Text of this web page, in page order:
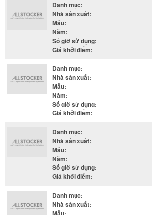
Danh mục:
Nhà sản xuất:
Mẫu:
Năm:
Số giờ sử dụng:
Giá khởi điểm:
Danh mục:
Nhà sản xuất:
Mẫu:
Năm:
Số giờ sử dụng:
Giá khởi điểm:
Danh mục:
Nhà sản xuất:
Mẫu:
Năm:
Số giờ sử dụng:
Giá khởi điểm:
Danh mục:
Nhà sản xuất:
Mẫu: